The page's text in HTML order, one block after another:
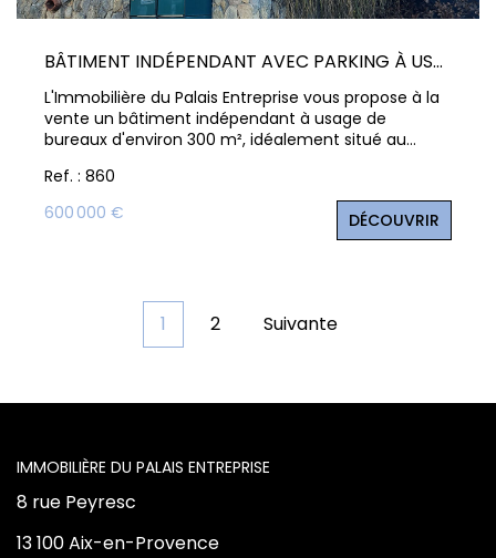
BÂTIMENT INDÉPENDANT AVEC PARKING À USAGE DE BUREAUX ? SAINT-PAUL-LEZ-DURANCE
L'Immobilière du Palais Entreprise vous propose à la
vente un bâtiment indépendant à usage de
bureaux d'environ 300 m², idéalement situé au
Paul-lez-Durance, dans un environnement
exclusivement professionnel. Réparti sur plusieurs
niveaux, ce bâtiment semi-récent offre des
espaces de travail fonctionnels et lumineux,
plusieurs bureaux, d'espaces communs ainsi que
d'une cave offrant un espace de stockage
appréciable. À l'extérieur, de nombreuses places de
cabinet d'ingénierie ou de conseil, ou encore à
toute société recherchant des locaux indépendants
dans un secteur dynamique, à proximité immédiate
de Cadarache et des principaux axes routiers. Le
bâtiment constitue également une opportunité
Ref. : 860
600 000 €
DÉCOUVRIR
1 2 Suivante
L'AGENCE
8 rue Peyresc
13 100 Aix-en-Provence